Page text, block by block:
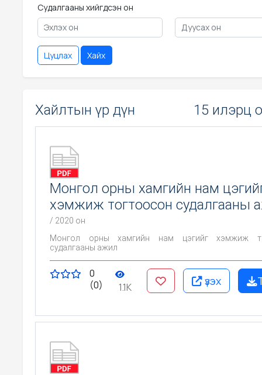
Судалгааны хийгдсэн он
Цуцлах Хайх
Хайлтын үр дүн 15 илэрц
Монгол орны хамгийн нам
хэмжиж тогтоосон судалгааны
/ 2020 он
Монгол орны хамгийн нам цэгийг хэмжиж
судалгааны ажил
0
(0)
1.1K үзэх